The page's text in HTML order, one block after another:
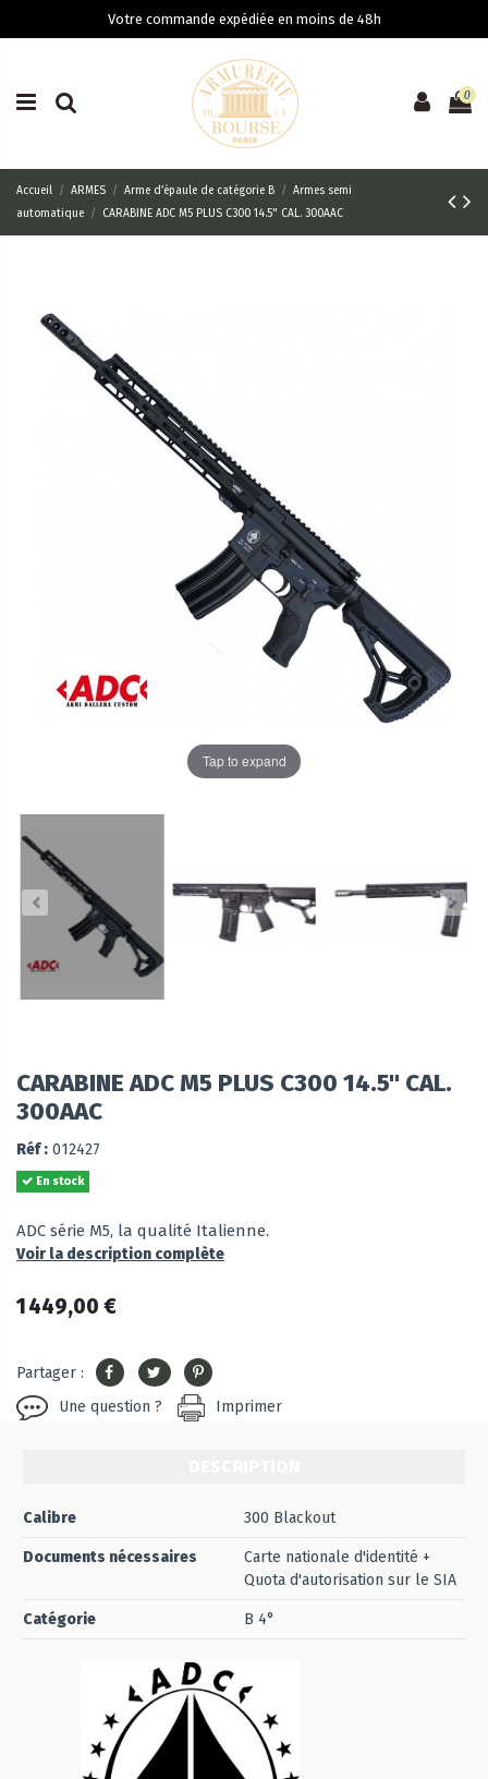
Votre commande expédiée en moins de 48h
0
Accueil ARMES Arme d’épaule de catégorie B
Armes semi
automatique
CARABINE ADC M5 PLUS C300 14.5" CAL. 300AAC
Tap to expand
CARABINE ADC M5 PLUS C300 14.5" CAL.
300AAC
Réf : 012427
En stock
ADC série M5, la qualité Italienne.
Voir la description complète
1 449,00 €
Partager :
Une question ?
Imprimer
Calibre 300 Blackout
Documents nécessaires
Carte nationale d'identité +
Quota d'autorisation sur le SIA
Catégorie B 4°